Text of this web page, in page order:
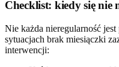
Checklist: kiedy się nie
Nie każda nieregularność
sytuacjach brak miesiączki
interwencji: